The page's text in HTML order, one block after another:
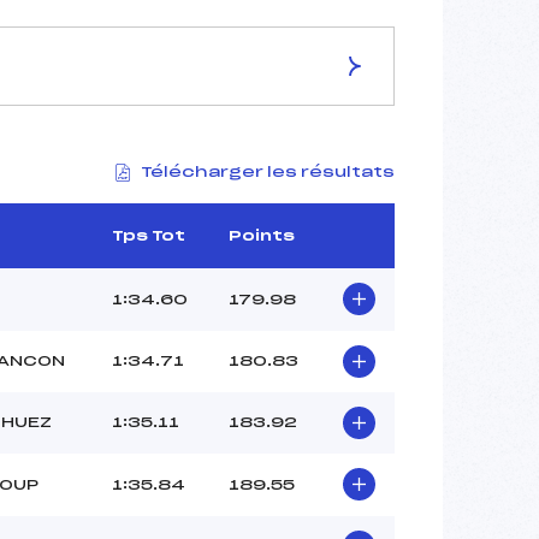
STADE DESIRE LACROIX
2000
3464/11/17
48
11:15
Télécharger les résultats
Tps Tot Points
1:34.60 179.98
1:34.71 180.83
1:35.11 183.92
1:35.84 189.55